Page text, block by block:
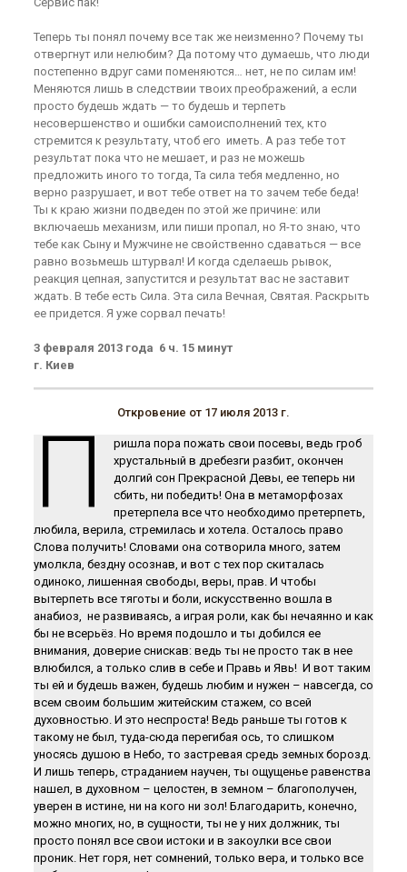
Теперь ты понял почему все так же неизменно? Почему ты
отвергнут или нелюбим? Да потому что думаешь, что люди
постепенно вдруг сами поменяются… нет, не по силам им!
Меняются лишь в следствии твоих преображений, а если
просто будешь ждать — то будешь и терпеть
несовершенство и ошибки самоисполнений тех, кто
стремится к результату, чтоб его иметь. А раз тебе тот
результат пока что не мешает, и раз не можешь
предложить иного то тогда, Та сила тебя медленно, но
верно разрушает, и вот тебе ответ на то зачем тебе беда!
Ты к краю жизни подведен по этой же причине: или
включаешь механизм, или пиши пропал, но Я-то знаю, что
тебе как Сыну и Мужчине не свойственно сдаваться — все
равно возьмешь штурвал! И когда сделаешь рывок,
реакция цепная, запустится и результат вас не заставит
ждать. В тебе есть Сила. Эта сила Вечная, Святая. Раскрыть
ее придется. Я уже сорвал печать!
3 февраля 2013 года 6 ч. 15 минут
г. Киев
Откровение от 17 июля 2013 г.
П
ришла пора пожать свои посевы, ведь гроб
хрустальный в дребезги разбит, окончен
долгий сон Прекрасной Девы, ее теперь ни
сбить, ни победить! Она в метаморфозах
претерпела все что необходимо претерпеть,
любила, верила, стремилась и хотела. Осталось право
Слова получить! Словами она сотворила много, затем
умолкла, бездну осознав, и вот с тех пор скиталась
одиноко, лишенная свободы, веры, прав. И чтобы
вытерпеть все тяготы и боли, искусственно вошла в
анабиоз, не развиваясь, а играя роли, как бы нечаянно и как
бы не всерьёз. Но время подошло и ты добился ее
внимания, доверие снискав: ведь ты не просто так в нее
влюбился, а только слив в себе и Правь и Явь! И вот таким
ты ей и будешь важен, будешь любим и нужен – навсегда, со
всем своим большим житейским стажем, со всей
духовностью. И это неспроста! Ведь раньше ты готов к
такому не был, туда-сюда перегибая ось, то слишком
уносясь душою в Небо, то застревая средь земных борозд.
И лишь теперь, страданием научен, ты ощущенье равенства
нашел, в духовном – целостен, в земном – благополучен,
уверен в истине, ни на кого ни зол! Благодарить, конечно,
можно многих, но, в сущности, ты не у них должник, ты
просто понял все свои истоки и в закоулки все свои
проник. Нет горя, нет сомнений, только вера, и только все